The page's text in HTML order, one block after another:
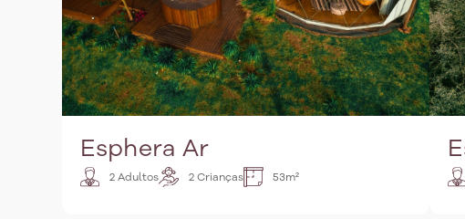
Esphera Ar
2 Adultos 2 Crianças 53m²